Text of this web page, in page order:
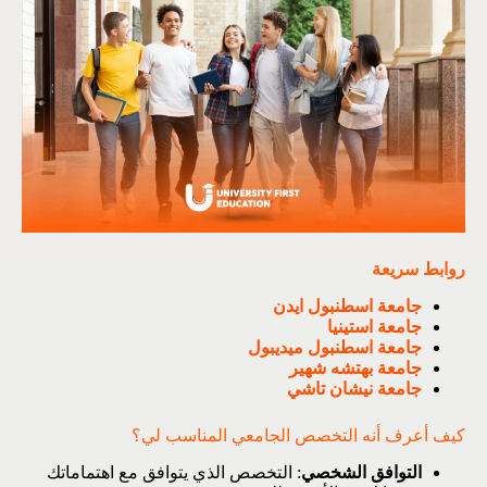
روابط سريعة
جامعة اسطنبول ايدن
جامعة استينيا
جامعة اسطنبول ميديبول
جامعة بهتشه شهير
جامعة نيشان تاشي
كيف أعرف أنه التخصص الجامعي المناسب لي؟
التوافق الشخصي: التخصص الذي يتوافق مع اهتماماتك